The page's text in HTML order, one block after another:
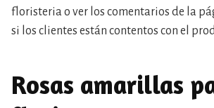
floristeria o ver los comentarios de la
si los clientes están contentos con el
Rosas amarillas